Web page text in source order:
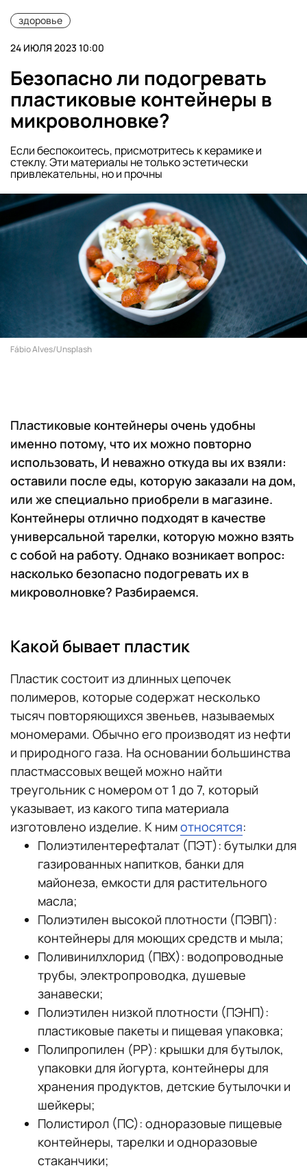
здоровье
24 ИЮЛЯ 2023 10:00
Безопасно ли подогревать
пластиковые контейнеры в
микроволновке?
Если беспокоитесь, присмотритесь к керамике и
стеклу. Эти материалы не только эстетически
привлекательны, но и прочны
Fábio Alves/Unsplash
Пластиковые контейнеры очень удобны
именно потому, что их можно повторно
использовать, И неважно откуда вы их взяли:
оставили после еды, которую заказали на дом,
или же специально приобрели в магазине.
Контейнеры отлично подходят в качестве
универсальной тарелки, которую можно взять
с собой на работу. Однако возникает вопрос:
насколько безопасно подогревать их в
микроволновке? Разбираемся.
Какой бывает пластик
Пластик состоит из длинных цепочек
полимеров, которые содержат несколько
тысяч повторяющихся звеньев, называемых
мономерами. Обычно его производят из нефти
и природного газа. На основании большинства
пластмассовых вещей можно найти
треугольник с номером от 1 до 7, который
указывает, из какого типа материала
изготовлено изделие. К нимотносятся:
Полиэтилентерефталат (ПЭТ): бутылки для
газированных напитков, банки для
майонеза, емкости для растительного
масла;
Полиэтилен высокой плотности (ПЭВП):
контейнеры для моющих средств и мыла;
Поливинилхлорид (ПВХ): водопроводные
трубы, электропроводка, душевые
занавески;
Полиэтилен низкой плотности (ПЭНП):
пластиковые пакеты и пищевая упаковка;
Полипропилен (PP): крышки для бутылок,
упаковки для йогурта, контейнеры для
хранения продуктов, детские бутылочки и
шейкеры;
Полистирол (ПС): одноразовые пищевые
контейнеры, тарелки и одноразовые
стаканчики;